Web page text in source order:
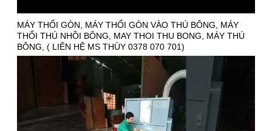
MÁY THỔI GÒN, MÁY THỔI GÒN VÀO THÚ BÔNG, MÁY
THỔI THÚ NHỒI BÔNG, MAY THOI THU BONG, MÁY THÚ
BÔNG, ( LIÊN HỆ MS THÙY 0378 070 701)